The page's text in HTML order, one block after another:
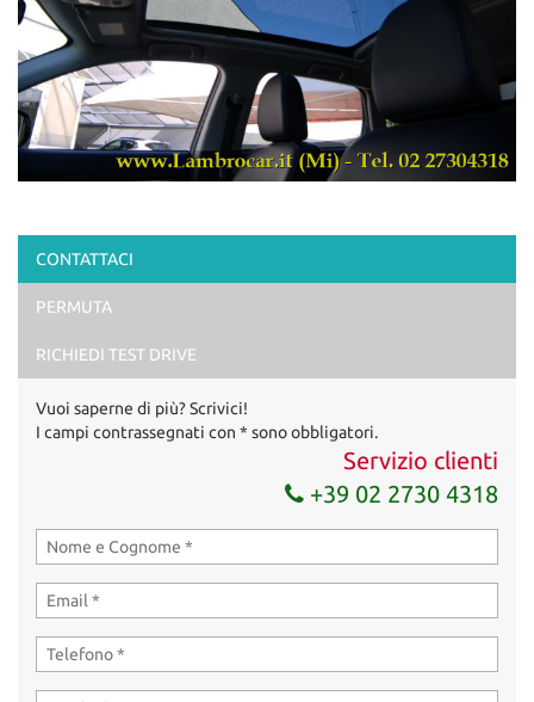
CONTATTACI
PERMUTA
RICHIEDI TEST DRIVE
Vuoi saperne di più? Scrivici!
I campi contrassegnati con * sono obbligatori.
Servizio clienti
+39 02 2730 4318